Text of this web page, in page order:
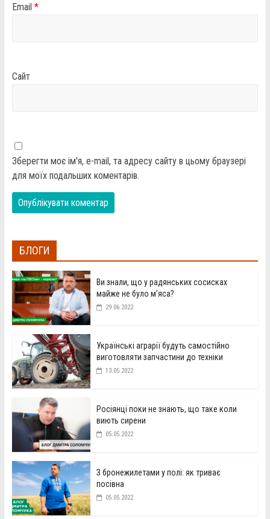
Email *
Сайт
Зберегти моє ім'я, e-mail, та адресу сайту в цьому браузері
для моїх подальших коментарів.
БЛОГИ
Ви знали, що у радянських сосисках
майже не було м’яса?
29.06.2022
Українські аграрії будуть самостійно
виготовляти запчастини до техніки
13.05.2022
Росіянці поки не знають, що таке коли
виють сирени
05.05.2022
З бронежилетами у полі: як триває
посівна
05.05.2022